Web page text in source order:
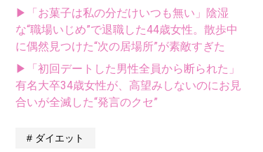
▶「お菓子は私の分だけいつも無い」陰湿
な“職場いじめ”で退職した44歳女性。散歩中
に偶然見つけた“次の居場所”が素敵すぎた
▶「初回デートした男性全員から断られた」
有名大卒34歳女性が、高望みしないのにお見
合いが全滅した“発言のクセ”
ダイエット